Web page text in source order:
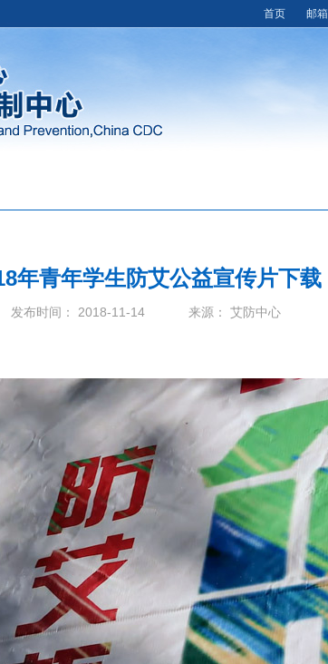
首页 邮箱
年青年学生防艾公益宣传片下载
发布时间： 2018-11-14 来源： 艾防中心